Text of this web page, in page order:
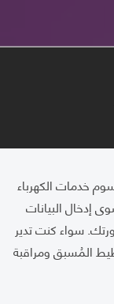
خدمات الكهرباء
إدخال البيانات
سواء كنت تدير
المُسبق ومراقبة